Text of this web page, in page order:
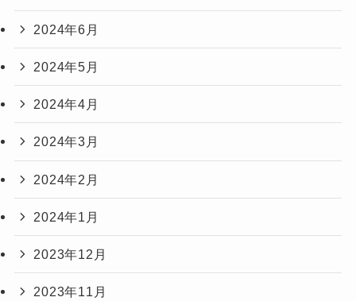
2024年6月
2024年5月
2024年4月
2024年3月
2024年2月
2024年1月
2023年12月
2023年11月